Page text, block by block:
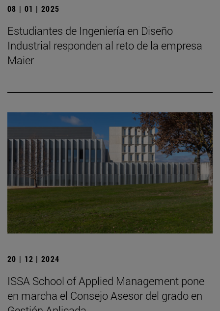
08 | 01 | 2025
Estudiantes de Ingeniería en Diseño
Industrial responden al reto de la empresa
Maier
20 | 12 | 2024
ISSA School of Applied Management pone
en marcha el Consejo Asesor del grado en